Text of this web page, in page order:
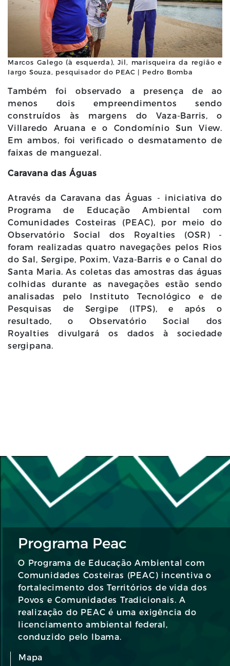
Marcos Galego (à esquerda), Jil, marisqueira da região e
Iargo Souza, pesquisador do PEAC | Pedro Bomba
Também foi observado a presença de ao
menos dois empreendimentos sendo
construídos às margens do Vaza-Barris, o
Villaredo Aruana e o Condomínio Sun View.
Em ambos, foi verificado o desmatamento de
faixas de manguezal.
Caravana das Águas
Através da Caravana das Águas - iniciativa do
Programa de Educação Ambiental com
Comunidades Costeiras (PEAC), por meio do
Observatório Social dos Royalties (OSR) -
foram realizadas quatro navegações pelos Rios
do Sal, Sergipe, Poxim, Vaza-Barris e o Canal do
Santa Maria. As coletas das amostras das águas
colhidas durante as navegações estão sendo
analisadas pelo Instituto Tecnológico e de
Pesquisas de Sergipe (ITPS), e após o
resultado, o Observatório Social dos
Royalties divulgará os dados à sociedade
sergipana.
Programa Peac
O Programa de Educação Ambiental com
Comunidades Costeiras (PEAC) incentiva o
fortalecimento dos Territórios de vida dos
Povos e Comunidades Tradicionais. A
realização do PEAC é uma exigência do
licenciamento ambiental federal,
conduzido pelo Ibama.
Mapa